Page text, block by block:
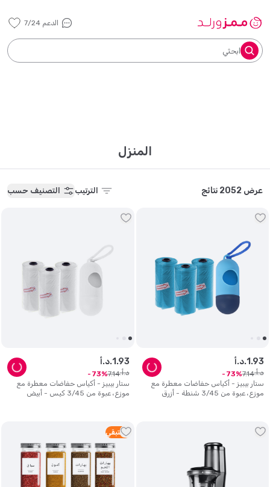
الدعم 7/24
ابحثي
المنزل
عرض 2052 نتائج الترتيب التصنيف حسب
ستار بيبيز - أكياس حفاضات معطرة مع
موزع، عبوة من 3/45 شنطة - أزرق
د.أ.1 .93
د.أ. 7.14
73
ستار بيبيز - أكياس حفاضات معطرة مع
موزع، عبوة من 3/45 كيس - أبيض
د.أ.1 .93
د.أ. 7.14
73
3 متبقي